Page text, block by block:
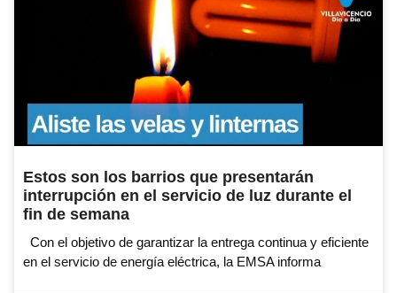
Estos son los barrios que presentarán
interrupción en el servicio de luz durante el
fin de semana
Con el objetivo de garantizar la entrega continua y eficiente
en el servicio de energía eléctrica, la EMSA informa